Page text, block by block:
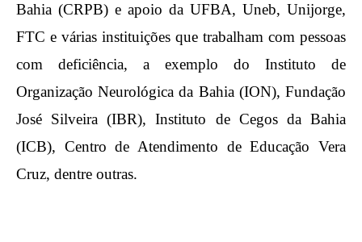
Bahia (CRPB) e apoio da UFBA, Uneb, Unijorge,
FTC e várias instituições que trabalham com pessoas
com deficiência, a exemplo do Instituto de
Organização Neurológica da Bahia (ION), Fundação
José Silveira (IBR), Instituto de Cegos da Bahia
(ICB), Centro de Atendimento de Educação Vera
Cruz, dentre outras.